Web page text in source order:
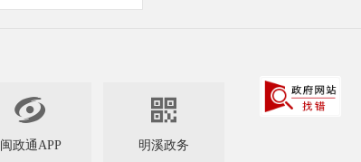

闽政通APP

明溪政务